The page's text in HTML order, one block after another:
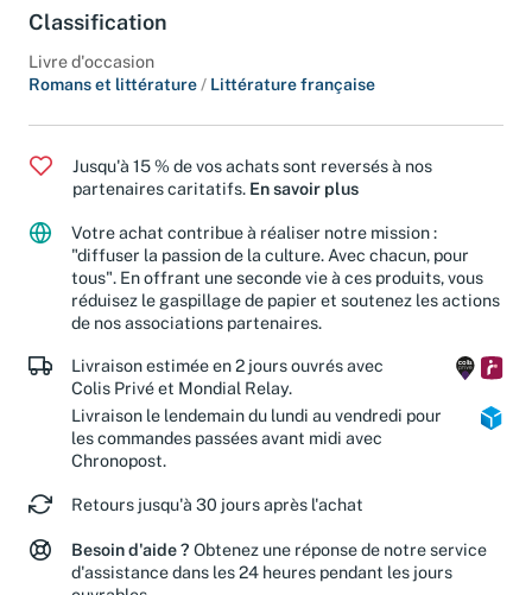
Classification
Livre d'occasion
Jusqu'à 15 % de vos achats sont reversés à nos
partenaires caritatifs.
En savoir plus
Votre achat contribue à réaliser notre mission :
"diffuser la passion de la culture. Avec chacun, pour
tous". En offrant une seconde vie à ces produits, vous
réduisez le gaspillage de papier et soutenez les actions
de nos associations partenaires.
Livraison estimée en 2 jours ouvrés avec
Colis Privé et Mondial Relay.
Livraison le lendemain du lundi au vendredi pour
les commandes passées avant midi avec
Retours jusqu'à 30 jours après l'achat
Besoin d'aide ?Obtenez une réponse de notre service
d'assistance dans les 24 heures pendant les jours